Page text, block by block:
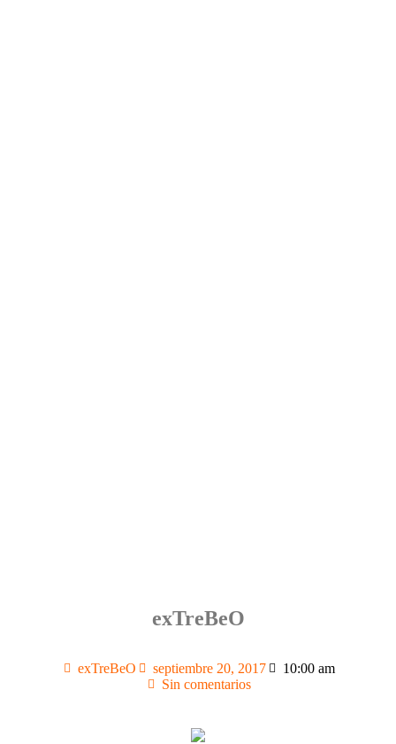
exTreBeO
exTreBeO septiembre 20, 2017
10:00 am
Sin comentarios